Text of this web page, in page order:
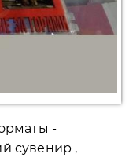
-
сувенир ,